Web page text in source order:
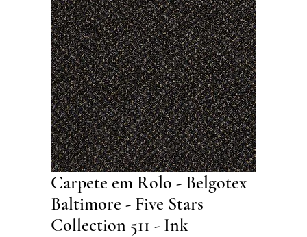
Carpete em Rolo - Belgotex
Baltimore - Five Stars
Collection 511 - Ink